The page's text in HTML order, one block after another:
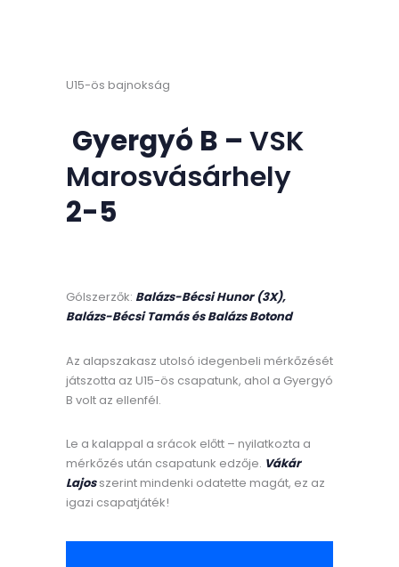
U15-ös bajnokság
Gyergyó B – VSK
Marosvásárhely
2-5
Gólszerzők: Balázs-Bécsi Hunor (3X),
Balázs-Bécsi Tamás és Balázs Botond
Az alapszakasz utolsó idegenbeli mérkőzését
játszotta az U15-ös csapatunk, ahol a Gyergyó
B volt az ellenfél.
Le a kalappal a srácok előtt – nyilatkozta a
mérkőzés után csapatunk edzője. Vákár
Lajosszerint mindenki odatette magát, ez az
igazi csapatjáték!